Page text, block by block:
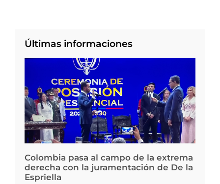
Últimas informaciones
Colombia pasa al campo de la extrema
derecha con la juramentación de De la
Espriella